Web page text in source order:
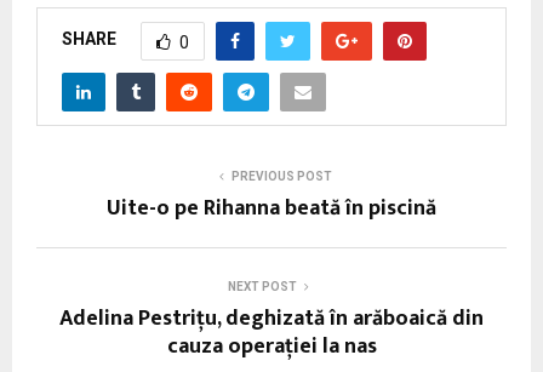
SHARE 0
PREVIOUS POST
Uite-o pe Rihanna beată în piscină
NEXT POST
Adelina Pestrițu, deghizată în arăboaică din
cauza operației la nas